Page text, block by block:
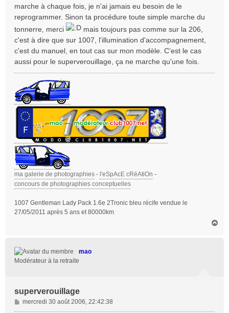
g
e
marche à chaque fois, je n'ai jamais eu besoin de le
reprogrammer. Sinon ta procédure toute simple marche du
tonnerre, merci
mais toujours pas comme sur la 206,
c'est à dire que sur 1007, l'illumination d'accompagnement,
c'est du manuel, en tout cas sur mon modèle. C'est le cas
aussi pour le superverouillage, ça ne marche qu'une fois.
ma galerie de photographies - l'eSpAcE cRéAtiOn -
concours de photographies conceptuelles
1007 Gentleman Lady Pack 1.6e 2Tronic bleu récife vendue le
27/05/2011 après 5 ans et 80000km
mao
Modérateur à la retraite
superverouillage
M
e
mercredi 30 août 2006, 22:42:38